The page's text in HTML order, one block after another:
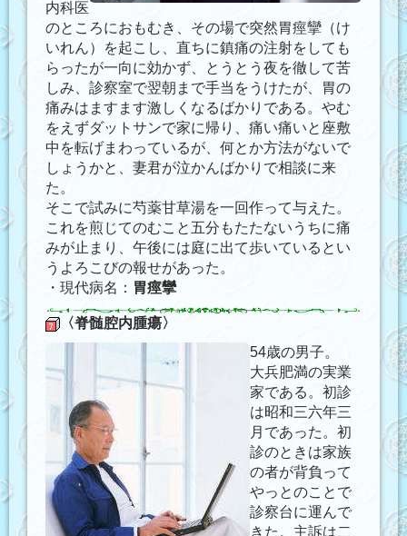
内科医
のところにおもむき、その場で突然胃痙攣（け
いれん）を起こし、直ちに鎮痛の注射をしても
らったが一向に効かず、とうとう夜を徹して苦
しみ、診察室で翌朝まで手当をうけたが、胃の
痛みはますます激しくなるばかりである。やむ
をえずダットサンで家に帰り、痛い痛いと座敷
中を転げまわっているが、何とか方法がないで
しょうかと、妻君が泣かんばかりで相談に来
た。
そこで試みに芍薬甘草湯を一回作って与えた。
これを煎じてのむこと五分もたたないうちに痛
みが止まり、午後には庭に出て歩いているとい
うよろこびの報せがあった。
・現代病名： 胃痙攣
〈脊髄腔内腫瘍〉
54歳の男子。
大兵肥満の実業
家である。初診
は昭和三六年三
月であった。初
診のときは家族
の者が背負って
やっとのことで
診察台に運んで
きた。主訴は二